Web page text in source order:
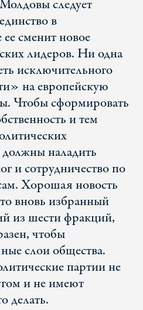
следует
в
сменит новое
лидеров. Ни одна
исключительного
на европейскую
Чтобы сформировать
и тем
наладить
и сотрудничество по
Хорошая новость
вновь избранный
из шести фракций,
чтобы
слои общества.
партии не
и не имеют
делать.